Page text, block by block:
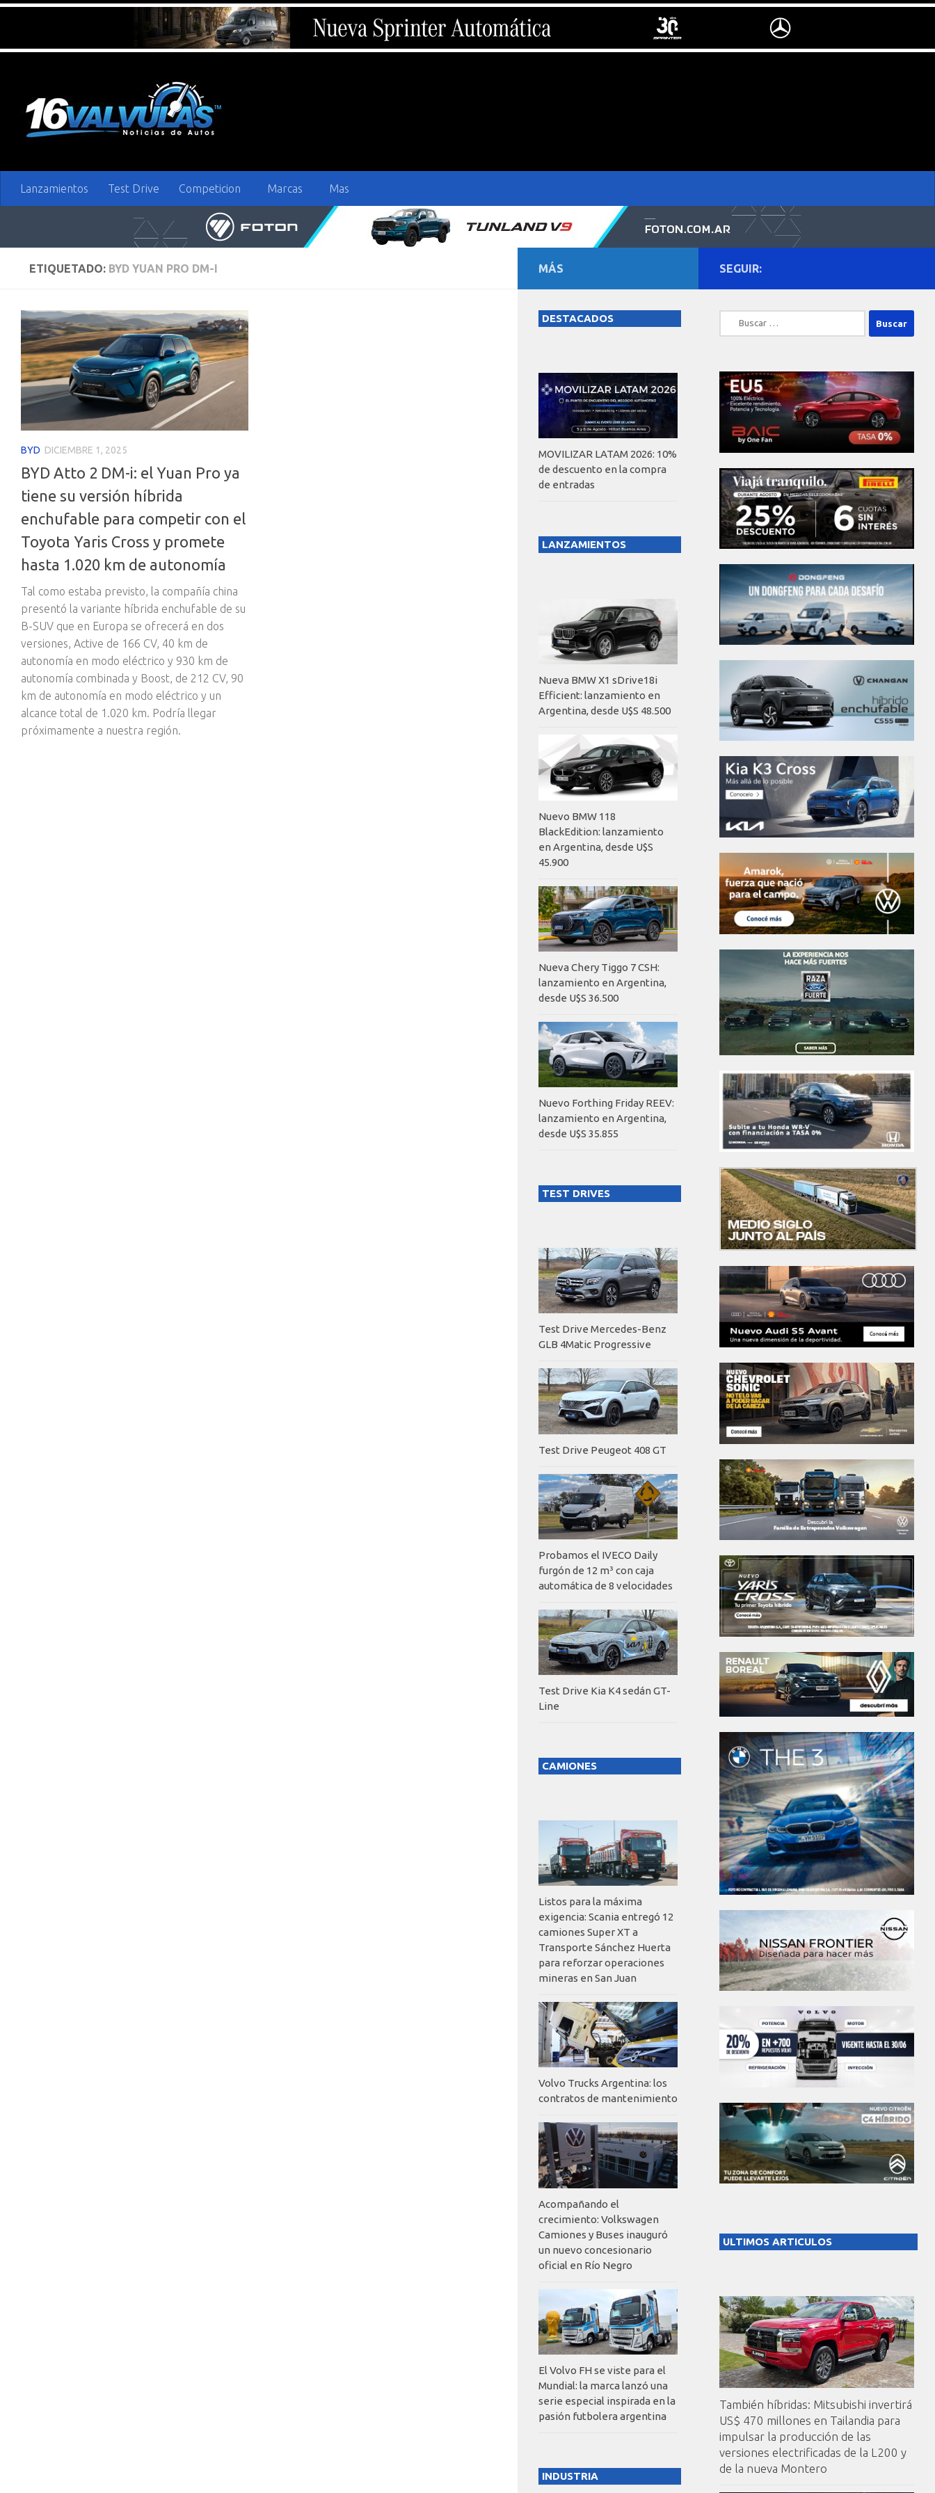
Lanzamientos Test Drive Competicion Marcas Mas
ETIQUETADO: BYD YUAN PRO DM-I
BYD DICIEMBRE 1, 2025
BYD Atto 2 DM-i: el Yuan Pro ya
tiene su versión híbrida
enchufable para competir con el
Toyota Yaris Cross y promete
hasta 1.020 km de autonomía
Tal como estaba previsto, la compañía china
presentó la variante híbrida enchufable de su
B-SUV que en Europa se ofrecerá en dos
versiones, Active de 166 CV, 40 km de
autonomía en modo eléctrico y 930 km de
autonomía combinada y Boost, de 212 CV, 90
km de autonomía en modo eléctrico y un
alcance total de 1.020 km. Podría llegar
próximamente a nuestra región.
SEGUIR:
Buscar:
ULTIMOS ARTICULOS
También híbridas: Mitsubishi invertirá
US$ 470 millones en Tailandia para
impulsar la producción de las
versiones electrificadas de la L200 y
de la nueva Montero
MÁS
DESTACADOS
MOVILIZAR LATAM 2026: 10%
de descuento en la compra
de entradas
LANZAMIENTOS
Nueva BMW X1 sDrive18i
Efficient: lanzamiento en
Argentina, desde U$S 48.500
Nuevo BMW 118
BlackEdition: lanzamiento
en Argentina, desde U$S
45.900
Nueva Chery Tiggo 7 CSH:
lanzamiento en Argentina,
desde U$S 36.500
Nuevo Forthing Friday REEV:
lanzamiento en Argentina,
desde U$S 35.855
TEST DRIVES
Test Drive Mercedes-Benz
GLB 4Matic Progressive
Test Drive Peugeot 408 GT
Probamos el IVECO Daily
furgón de 12 m³ con caja
automática de 8 velocidades
Test Drive Kia K4 sedán GT-
Line
CAMIONES
Listos para la máxima
exigencia: Scania entregó 12
camiones Super XT a
Transporte Sánchez Huerta
para reforzar operaciones
mineras en San Juan
Volvo Trucks Argentina: los
contratos de mantenimiento
Acompañando el
crecimiento: Volkswagen
Camiones y Buses inauguró
un nuevo concesionario
oficial en Río Negro
El Volvo FH se viste para el
Mundial: la marca lanzó una
serie especial inspirada en la
pasión futbolera argentina
INDUSTRIA